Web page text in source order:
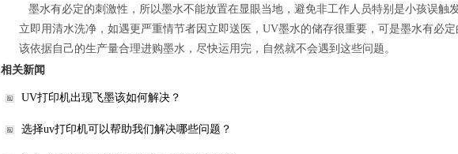
墨水有必定的刺激性，所以墨水不能放置在显眼当地，避免非工作人员特别是小孩误触
立即用清水洗净，如遇更严重情节者因立即送医，UV墨水的储存很重要，可是墨水有必
该依据自己的生产量合理进购墨水，尽快运用完，自然就不会遇到这些问题。
相关新闻
UV打印机出现飞墨该如何解决？
选择uv打印机可以帮助我们解决哪些问题？